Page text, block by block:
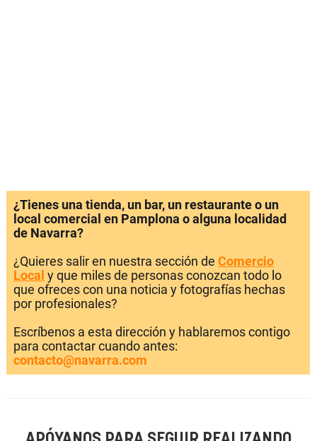
¿Tienes una tienda, un bar, un restaurante o un
local comercial en Pamplona o alguna localidad
de Navarra?
¿Quieres salir en nuestra sección de Comercio
Local y que miles de personas conozcan todo lo
que ofreces con una noticia y fotografías hechas
por profesionales?
Escríbenos a esta dirección y hablaremos contigo
para contactar cuando antes:
contacto@navarra.com